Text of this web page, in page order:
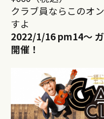
クラブ員ならこのオ
すよ
2022/1/16 pm14～
開催！